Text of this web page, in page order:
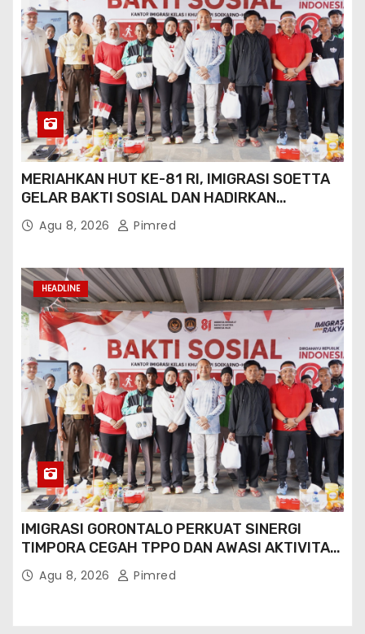
MERIAHKAN HUT KE-81 RI, IMIGRASI SOETTA
GELAR BAKTI SOSIAL DAN HADIRKAN
LAYANAN PASPOR DI AKHIR PEKAN
Agu 8, 2026 Pimred
HEADLINE
IMIGRASI GORONTALO PERKUAT SINERGI
TIMPORA CEGAH TPPO DAN AWASI AKTIVITAS
ORANG ASING DI GORONTALO UTARA
Agu 8, 2026 Pimred